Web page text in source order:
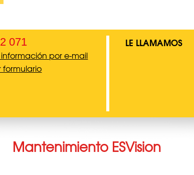
071
información por e-mail
formulario
LE LLAMAMOS
Mantenimiento ESVision